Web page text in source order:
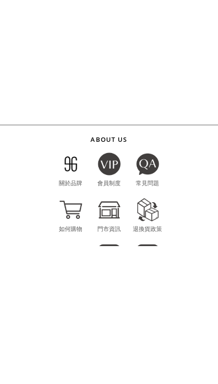
ABOUT US
關於品牌 會員制度 常見問題
如何購物 門市資訊 退換貨政策